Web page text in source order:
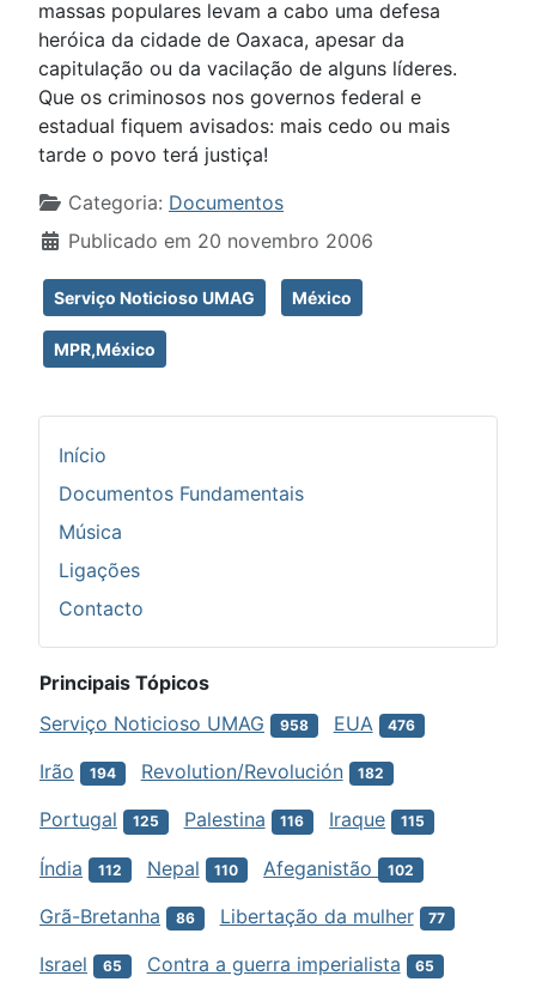
massas populares levam a cabo uma defesa
heróica da cidade de Oaxaca, apesar da
capitulação ou da vacilação de alguns líderes.
Que os criminosos nos governos federal e
estadual fiquem avisados: mais cedo ou mais
tarde o povo terá justiça!
Detalhes
Categoria: Documentos
Publicado em 20 novembro 2006
Serviço Noticioso UMAG México
MPR,México
Início
Documentos Fundamentais
Música
Ligações
Contacto
Principais Tópicos
Serviço Noticioso UMAG
958 EUA 476
Irão 194 Revolution/Revolución 182
Portugal 125 Palestina 116 Iraque 115
Índia 112 Nepal 110 Afeganistão 102
Grã-Bretanha 86 Libertação da mulher 77
Israel 65 Contra a guerra imperialista 65